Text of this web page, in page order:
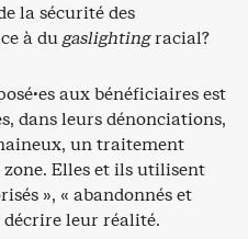
la sécurité des
à dugaslightingracial?
aux bénéficiaires est
dans leurs dénonciations,
un traitement
zone. Elles et ils utilisent
», « abandonnés et
décrire leur réalité.